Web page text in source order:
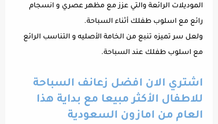
الموديلات الرائعة والتي عزز مع مظهر عصري و انسجام
رائع مع اسلوب طفلك أثناء السباحة.
ولعل سر تميزه تنبع من الخامة الأصليه و التناسب الرائع
مع اسلوب طفلك عند السباحة.
اشتري الان افضل زعانف السباحة
للاطفال الأكثر مبيعا مع بداية هذا
العام من امازون السعودية